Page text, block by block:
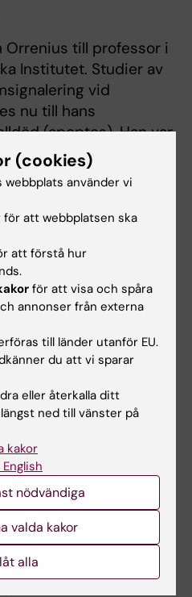
Orrenius till professor i
Institutet. Studier av
vid
nu till hans
(apoptos). Han var
-medierad DNA-
hos leverceller
var inblandad i
tymocyter. Han
effekten av
buffring av Ca
Orrenius
även den roll som
av
vid apoptos,
av cytokrom c
vid apoptos och
av cytokrom c kan
inom forskningen
vid celldöd. Under
hans intresse på
former av toxisk
bäst
förekomsten av en
(cookies)
använder vi
för att webbplatsen ska
att förstå hur
för att visa och spåra
annonser från externa
till länder utanför EU.
du att vi sparar
eller återkalla ditt
ned till vänster på
kakor
nödvändiga
valda kakor
alla